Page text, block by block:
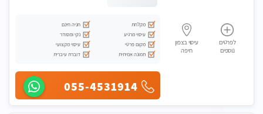
לפרטים
נוספים
עיסוי בצפון
חיפה
מקלחת
חניה חינם
עיסוי מרגיע
נקי ומסודר
מקום פרטי
עיסוי מקצועי
תמונה אמיתית
דוברת עיברית
055-4531914